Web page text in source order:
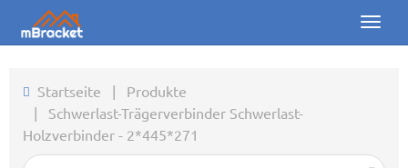
Toggle
Produkte
Startseite | Produkte
| Schwerlast-Trägerverbinder Schwerlast-
Holzverbinder - 2*445*271